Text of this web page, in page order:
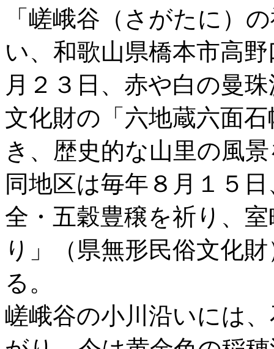
「嵯峨谷（さがたに）
い、和歌山県橋本市高
月２３日、赤や白の曼
文化財の「六地蔵六面
き、歴史的な山里の風
同地区は毎年８月１５
全・五穀豊穣を祈り、
り」（県無形民俗文化
る。
嵯峨谷の小川沿いには